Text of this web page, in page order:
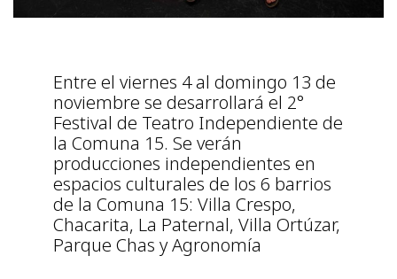
Entre el viernes 4 al domingo 13 de
noviembre se desarrollará el 2°
Festival de Teatro Independiente de
la Comuna 15. Se verán
producciones independientes en
espacios culturales de los 6 barrios
de la Comuna 15: Villa Crespo,
Chacarita, La Paternal, Villa Ortúzar,
Parque Chas y Agronomía